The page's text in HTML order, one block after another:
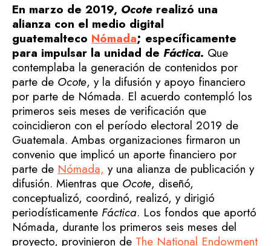
En marzo de 2019, Ocote realizó una
alianza con el medio digital
guatemalteco Nómada; específicamente
para impulsar la unidad de Fáctica. Que
contemplaba la generación de contenidos por
parte de Ocote, y la difusión y apoyo financiero
por parte de Nómada. El acuerdo contempló los
primeros seis meses de verificación que
coincidieron con el período electoral 2019 de
Guatemala. Ambas organizaciones firmaron un
convenio que implicó un aporte financiero por
parte de Nómada, y una alianza de publicación y
difusión. Mientras que Ocote, diseñó,
conceptualizó, coordinó, realizó, y dirigió
periodísticamente Fáctica. Los fondos que aportó
Nómada, durante los primeros seis meses del
proyecto, provinieron de The National Endowment